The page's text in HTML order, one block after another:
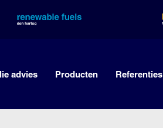
advies Producten Referenties